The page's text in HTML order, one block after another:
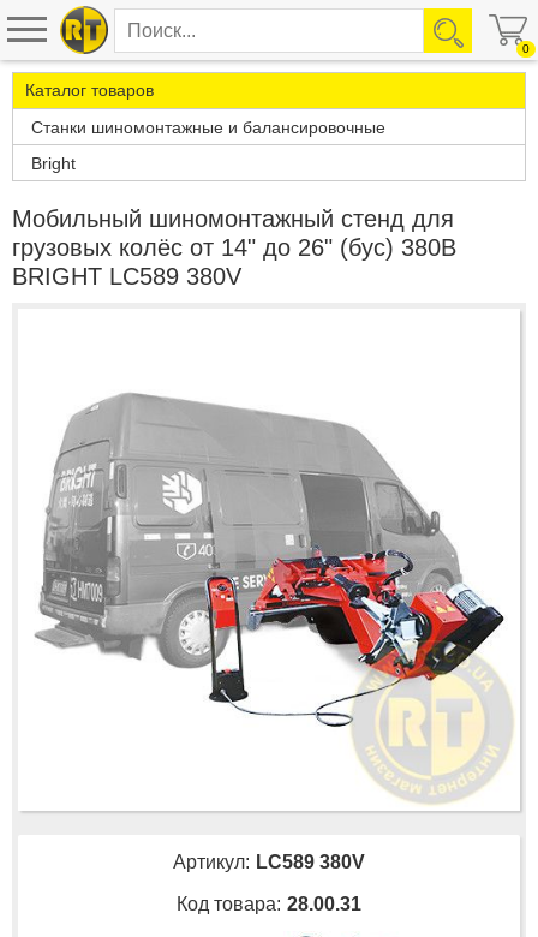
0
Каталог товаров
Станки шиномонтажные и балансировочные
Bright
Мобильный шиномонтажный стенд для
грузовых колёс от 14" до 26" (бус) 380В
BRIGHT LC589 380V
Артикул: LC589 380V
Код товара: 28.00.31